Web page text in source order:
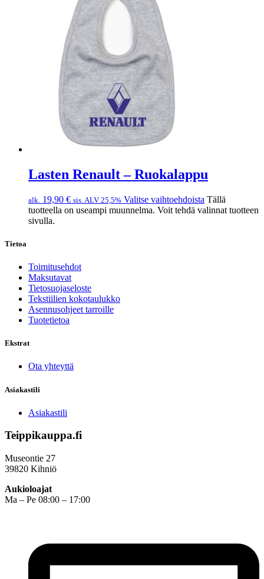
Lasten Renault – Ruokalappu
alk. 19,90 € sis. ALV 25,5% Valitse vaihtoehdoista Tällä
tuotteella on useampi muunnelma. Voit tehdä valinnat tuotteen
sivulla.
Tietoa
Toimitusehdot
Maksutavat
Tietosuojaseloste
Tekstiilien kokotaulukko
Asennusohjeet tarroille
Tuotetietoa
Ekstrat
Ota yhteyttä
Asiakastili
Asiakastili
Teippikauppa.fi
Museontie 27
39820 Kihniö
Aukioloajat
Ma – Pe 08:00 – 17:00